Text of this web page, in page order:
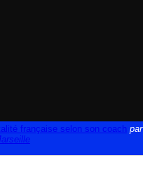
française selon son coach par